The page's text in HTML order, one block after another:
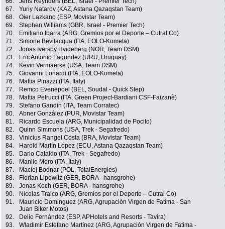
67.
Yuriy Natarov (KAZ, Astana Qazaqstan Team)
68.
Oier Lazkano (ESP, Movistar Team)
69.
Stephen Williams (GBR, Israel - Premier Tech)
70.
Emiliano Ibarra (ARG, Gremios por el Deporte – Cutral Co)
71.
Simone Bevilacqua (ITA, EOLO-Kometa)
72.
Jonas Iversby Hvideberg (NOR, Team DSM)
73.
Eric Antonio Fagundez (URU, Uruguay)
74.
Kevin Vermaerke (USA, Team DSM)
75.
Giovanni Lonardi (ITA, EOLO-Kometa)
76.
Mattia Pinazzi (ITA, Italy)
77.
Remco Evenepoel (BEL, Soudal - Quick Step)
78.
Mattia Petrucci (ITA, Green Project-Bardiani CSF-Faizanè)
79.
Stefano Gandin (ITA, Team Corratec)
80.
Abner González (PUR, Movistar Team)
81.
Ricardo Escuela (ARG, Municipalidad de Pocito)
82.
Quinn Simmons (USA, Trek - Segafredo)
83.
Vinicius Rangel Costa (BRA, Movistar Team)
84.
Harold Martín López (ECU, Astana Qazaqstan Team)
85.
Dario Cataldo (ITA, Trek - Segafredo)
86.
Manlio Moro (ITA, Italy)
87.
Maciej Bodnar (POL, TotalEnergies)
88.
Florian Lipowitz (GER, BORA - hansgrohe)
89.
Jonas Koch (GER, BORA - hansgrohe)
90.
Nicolas Traico (ARG, Gremios por el Deporte – Cutral Co)
91.
Mauricio Dominguez (ARG, Agrupación Virgen de Fatima - San
Juan Biker Motos)
92. Delio Fernández (ESP, APHotels and Resorts - Tavira)
93.
Wladimir Estefano Martínez (ARG, Agrupación Virgen de Fatima -